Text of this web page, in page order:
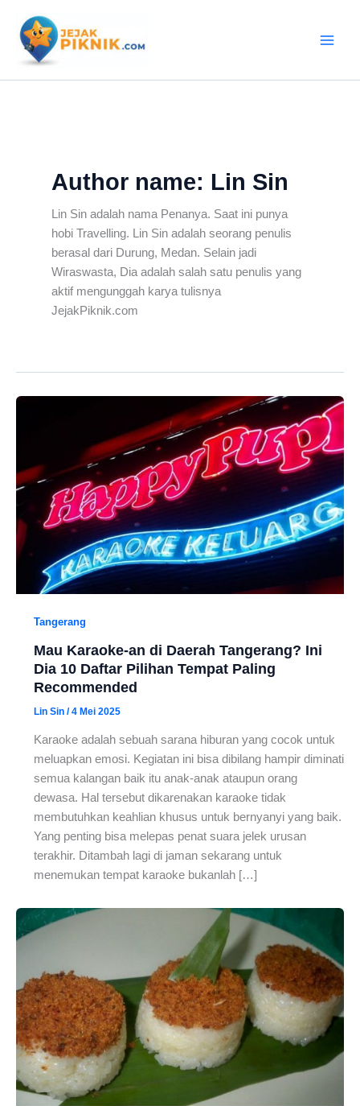
konten
Author name: Lin Sin
Lin Sin adalah nama Penanya. Saat ini punya
hobi Travelling. Lin Sin adalah seorang penulis
berasal dari Durung, Medan. Selain jadi
Wiraswasta, Dia adalah salah satu penulis yang
aktif mengunggah karya tulisnya
JejakPiknik.com
Tangerang
Mau Karaoke-an di Daerah Tangerang? Ini
Dia 10 Daftar Pilihan Tempat Paling
Recommended
Lin Sin /4 Mei 2025
Karaoke adalah sebuah sarana hiburan yang cocok untuk
meluapkan emosi. Kegiatan ini bisa dibilang hampir diminati
semua kalangan baik itu anak-anak ataupun orang
dewasa. Hal tersebut dikarenakan karaoke tidak
membutuhkan keahlian khusus untuk bernyanyi yang baik.
Yang penting bisa melepas penat suara jelek urusan
terakhir. Ditambah lagi di jaman sekarang untuk
menemukan tempat karaoke bukanlah […]